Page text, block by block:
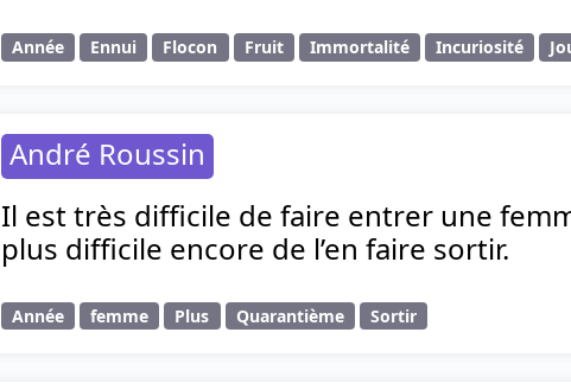
Année Ennui Flocon Fruit Immortalité Incuriosité
André Roussin
Il est très difficile de faire entrer une
plus difficile encore de l’en faire sortir.
Année femme Plus Quarantième Sortir